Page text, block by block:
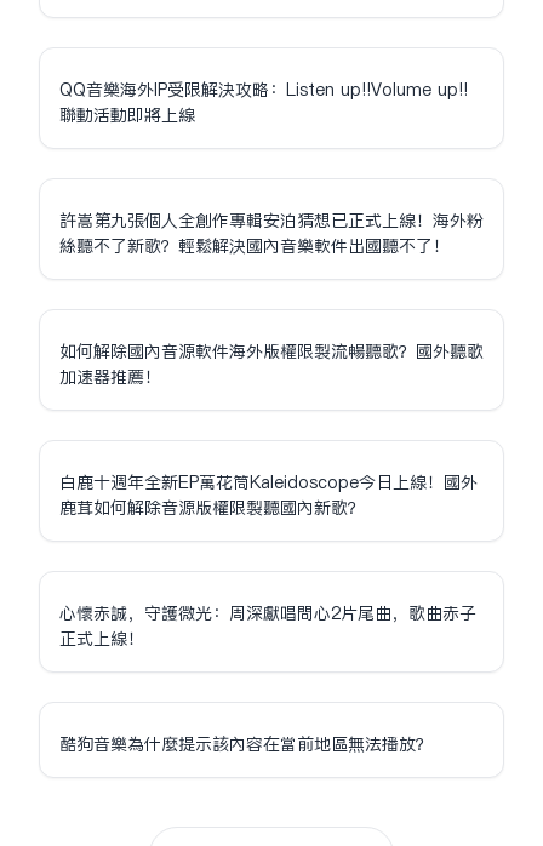
QQ音樂海外IP受限解決攻略：Listen up!!Volume up!!
聯動活動即將上線
許嵩第九張個人全創作專輯安泊猜想已正式上線！海外粉
絲聽不了新歌？輕鬆解決國內音樂軟件出國聽不了！
如何解除國內音源軟件海外版權限制流暢聽歌？國外聽歌
加速器推薦！
白鹿十週年全新EP萬花筒Kaleidoscope今日上線！國外
鹿茸如何解除音源版權限制聽國內新歌？
心懷赤誠，守護微光：周深獻唱問心2片尾曲，歌曲赤子
正式上線！
酷狗音樂為什麼提示該內容在當前地區無法播放？